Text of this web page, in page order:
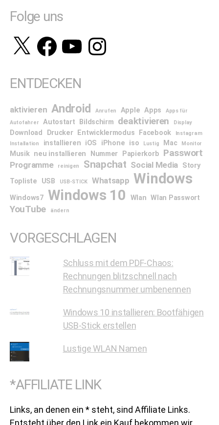
Folge uns
X FacebookYouTubeInstagram
ENTDECKEN
aktivieren Android Anrufen Apple Apps
Apps für
Autofahrer
Autostart Bildschirm deaktivieren Display
Download Drucker Entwicklermodus Facebook
Instagram
Installation
installieren iOS iPhone iso Lustig Mac Monitor
Musik neu installieren Nummer Papierkorb Passwort
Programme reinigen Snapchat Social Media Story
Topliste
USB USB-STICK Whatsapp Windows
Windows7 Windows 10 Wlan Wlan Passwort
YouTube ändern
VORGESCHLAGEN
Schluss mit dem PDF-Chaos:
Rechnungen blitzschnell nach
Rechnungsnummer umbenennen
Windows 10 installieren: Bootfähigen
USB-Stick erstellen
Lustige WLAN Namen
*AFFILIATE LINK
Links, an denen ein * steht, sind Affiliate Links.
Entsteht über den Link ein Kauf bekommen wir